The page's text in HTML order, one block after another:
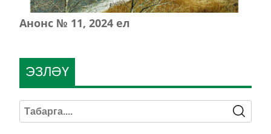
Анонс № 11, 2024 ел
ЭЗЛӘҮ